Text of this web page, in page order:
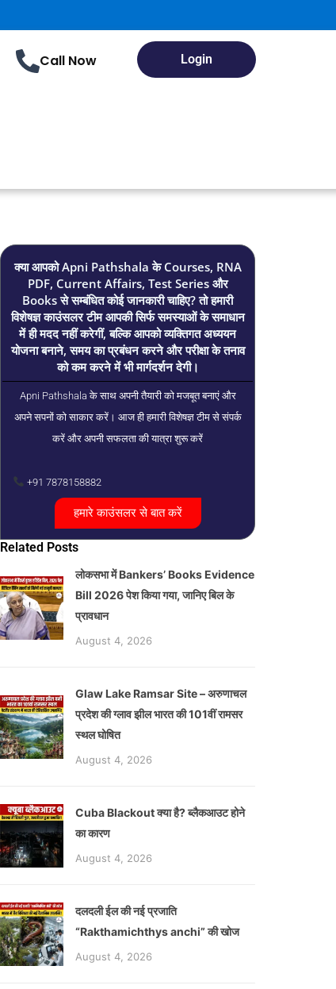
Call Now Login
क्या आपको Apni Pathshala के Courses, RNA
PDF, Current Affairs, Test Series और
Books से सम्बंधित कोई जानकारी चाहिए? तो हमारी
विशेषज्ञ काउंसलर टीम आपकी सिर्फ समस्याओं के समाधान
में ही मदद नहीं करेगीं, बल्कि आपको व्यक्तिगत अध्ययन
योजना बनाने, समय का प्रबंधन करने और परीक्षा के तनाव
को कम करने में भी मार्गदर्शन देगी।
Apni Pathshala के साथ अपनी तैयारी को मजबूत बनाएं और
अपने सपनों को साकार करें। आज ही हमारी विशेषज्ञ टीम से संपर्क
करें और अपनी सफलता की यात्रा शुरू करें
+91 7878158882
हमारे काउंसलर से बात करें
Related Posts
लोकसभा में Bankers’ Books Evidence
Bill 2026 पेश किया गया, जानिए बिल के
प्रावधान
August 4, 2026
Glaw Lake Ramsar Site – अरुणाचल
प्रदेश की ग्लाव झील भारत की 101वीं रामसर
स्थल घोषित
August 4, 2026
Cuba Blackout क्या है? ब्लैकआउट होने
का कारण
August 4, 2026
दलदली ईल की नई प्रजाति
“Rakthamichthys anchi” की खोज
August 4, 2026